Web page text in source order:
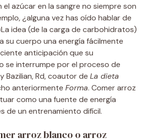
azúcar en la sangre no siempre son
¿alguna vez has oído hablar de
idea (de la carga de carbohidratos)
su cuerpo una energía fácilmente
anticipación que su
se interrumpe por el proceso de
Bazilian, Rd, coautor de La dieta
anteriormente Forma. Comer arroz
como una fuente de energía
de un entrenamiento difícil.
arroz blanco o arroz